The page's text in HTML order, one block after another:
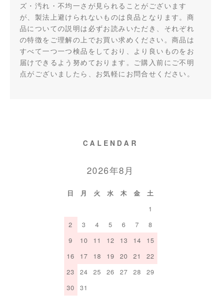
ズ・汚れ・不均一さが見られることがございます
が、製法上避けられないものは良品となります。商
品についての説明は必ずお読みいただき、それぞれ
の特徴をご理解の上でお買い求めください。商品は
すべて一つ一つ検品をしており、より良いものをお
届けできるよう努めております。ご購入前にご不明
点がございましたら、お気軽にお問合せください。
CALENDAR
2026年8月
日 月 火 水 木 金
土
1
2
3 4 5 6 7
8
9
10 11 12 13 14
15
16
17 18 19 20 21
22
23
24 25 26 27 28
29
30
31